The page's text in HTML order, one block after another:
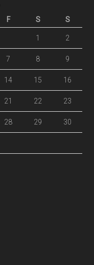
F S S
1 2
7 8 9
14 15 16
21 22 23
28 29 30